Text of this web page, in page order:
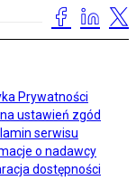
Prywatności
ustawień zgód
serwisu
o nadawcy
dostępności